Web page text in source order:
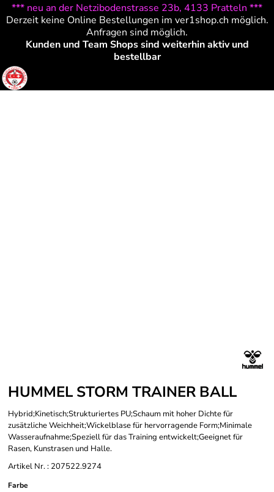
*** neu an der Netzibodenstrasse 23b, 4133 Pratteln ***
Derzeit keine Online Bestellungen im ver1shop.ch möglich.
Anfragen sind möglich.
Kunden und Team Shops sind weiterhin aktiv und
bestellbar
HUMMEL STORM TRAINER BALL
Hybrid;Kinetisch;Strukturiertes PU;Schaum mit hoher Dichte für
zusätzliche Weichheit;Wickelblase für hervorragende Form;Minimale
Wasseraufnahme;Speziell für das Training entwickelt;Geeignet für
Rasen, Kunstrasen und Halle.
Artikel Nr. : 207522.9274
Farbe